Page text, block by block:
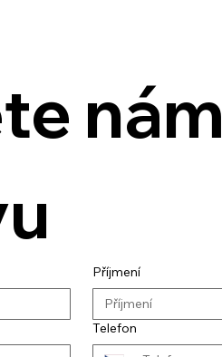
nám
Příjmení
Telefon